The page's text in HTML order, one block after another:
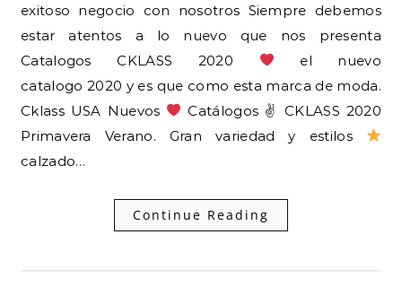
exitoso negocio con nosotros Siempre debemos
estar atentos a lo nuevo que nos presenta
Catalogos CKLASS 2020
el nuevo
catalogo 2020 y es que como esta marca de moda.
Cklass USA Nuevos
Catálogos ✌ CKLASS 2020
Primavera Verano. Gran variedad y estilos
calzado…
Continue Reading